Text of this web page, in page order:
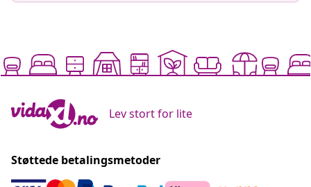
Lev stort for lite
Støttede betalingsmetoder